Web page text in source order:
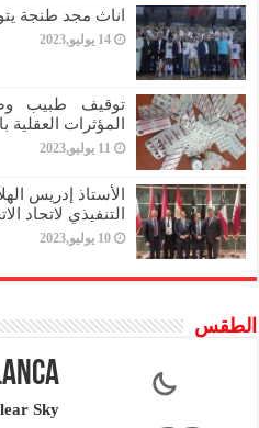
اناث مجد طنجة
14 يوليو,2023
توقيف طبيب
المؤثرات العقلية
11 يوليو,2023
الأستاذ إدريس
التنفيذي لاتحاد
10 يوليو,2023
الطقس
Sky